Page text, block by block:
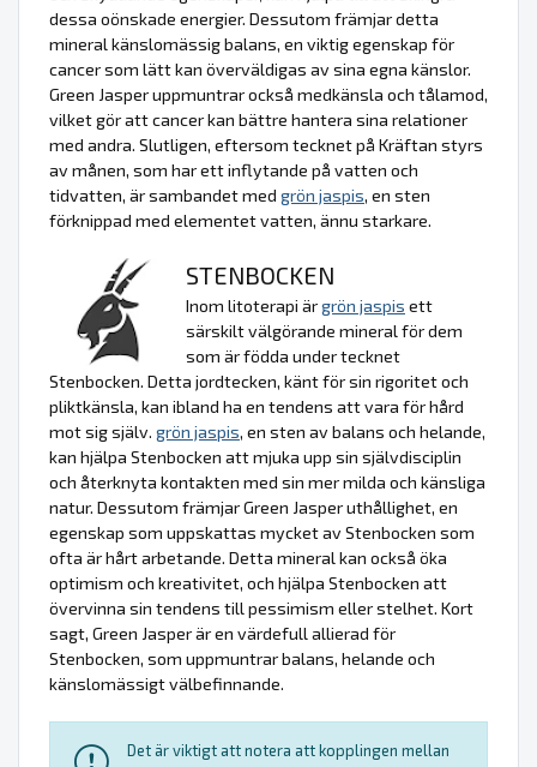
dessa oönskade energier. Dessutom främjar detta
mineral känslomässig balans, en viktig egenskap för
cancer som lätt kan överväldigas av sina egna känslor.
Green Jasper uppmuntrar också medkänsla och tålamod,
vilket gör att cancer kan bättre hantera sina relationer
med andra. Slutligen, eftersom tecknet på Kräftan styrs
av månen, som har ett inflytande på vatten och
tidvatten, är sambandet med grön jaspis, en sten
förknippad med elementet vatten, ännu starkare.
STENBOCKEN
Inom litoterapi ärgrön jaspis ett
särskilt välgörande mineral för dem
som är födda under tecknet
Stenbocken. Detta jordtecken, känt för sin rigoritet och
pliktkänsla, kan ibland ha en tendens att vara för hård
mot sig själv. grön jaspis, en sten av balans och helande,
kan hjälpa Stenbocken att mjuka upp sin självdisciplin
och återknyta kontakten med sin mer milda och känsliga
natur. Dessutom främjar Green Jasper uthållighet, en
egenskap som uppskattas mycket av Stenbocken som
ofta är hårt arbetande. Detta mineral kan också öka
optimism och kreativitet, och hjälpa Stenbocken att
övervinna sin tendens till pessimism eller stelhet. Kort
sagt, Green Jasper är en värdefull allierad för
Stenbocken, som uppmuntrar balans, helande och
känslomässigt välbefinnande.
Det är viktigt att notera att kopplingen mellan